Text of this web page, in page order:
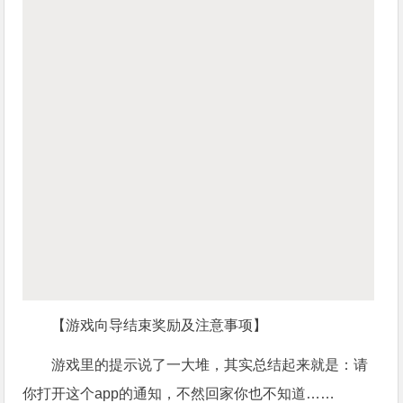
【游戏向导结束奖励及注意事项】
游戏里的提示说了一大堆，其实总结起来就是：请
你打开这个app的通知，不然回家你也不知道……